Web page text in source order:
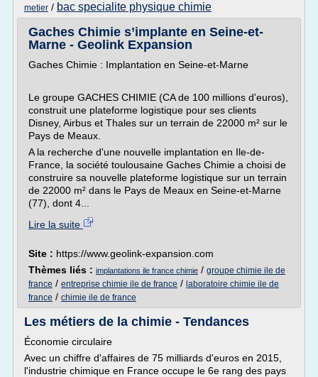
metier / bac specialite physique chimie
Gaches Chimie s’implante en Seine-et-
Marne - Geolink Expansion
Gaches Chimie : Implantation en Seine-et-Marne
Le groupe GACHES CHIMIE (CA de 100 millions d'euros),
construit une plateforme logistique pour ses clients
Disney, Airbus et Thales sur un terrain de 22000 m² sur le
Pays de Meaux.
A la recherche d'une nouvelle implantation en Ile-de-
France, la société toulousaine Gaches Chimie a choisi de
construire sa nouvelle plateforme logistique sur un terrain
de 22000 m² dans le Pays de Meaux en Seine-et-Marne
(77), dont 4...
Lire la suite
Site : https://www.geolink-expansion.com
Thèmes liés : implantations ile france chimie / groupe chimie ile de
france / entreprise chimie ile de france / laboratoire chimie ile de
france / chimie ile de france
Les métiers de la chimie - Tendances
Économie circulaire
Avec un chiffre d'affaires de 75 milliards d'euros en 2015,
l'industrie chimique en France occupe le 6e rang des pays